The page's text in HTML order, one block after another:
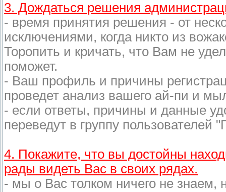
3. Дождаться решения
- время принятия решения - от
исключениями, когда никто из
Торопить и кричать, что Вам не
поможет.
- Ваш профиль и причины
проведет анализ вашего ай-пи и
- если ответы, причины и данные
переведут в группу пользователей
4. Покажите, что вы достойны
рады видеть Вас в своих рядах.
- мы о Вас толком ничего не знаем,